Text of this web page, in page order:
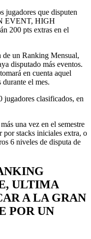
jugadores que disputen
EVENT, HIGH
200 pts extras en el
un Ranking Mensual,
disputado más eventos.
en cuenta aquel
el mes.
clasificados, en
una vez en el semestre
por stacks iniciales extra, o
6 niveles de disputa de
ULTIMA
A LA GRAN
POR UN